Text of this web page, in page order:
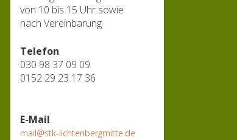
von 10 bis 15 Uhr sowie
nach Vereinbarung
Telefon
030 98 37 09 09
0152 29 23 17 36
E-Mail
mail@stk-lichtenbergmitte.de